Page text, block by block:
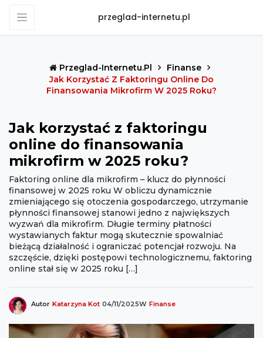
przeglad-internetu.pl
Przeglad-Internetu.pl
Finanse
Jak Korzystać Z Faktoringu Online Do
Finansowania Mikrofirm W 2025 Roku?
Jak korzystać z faktoringu
online do finansowania
mikrofirm w 2025 roku?
Faktoring online dla mikrofirm – klucz do płynności
finansowej w 2025 roku W obliczu dynamicznie
zmieniającego się otoczenia gospodarczego, utrzymanie
płynności finansowej stanowi jedno z największych
wyzwań dla mikrofirm. Długie terminy płatności
wystawianych faktur mogą skutecznie spowalniać
bieżącą działalność i ograniczać potencjał rozwoju. Na
szczęście, dzięki postępowi technologicznemu, faktoring
online stał się w 2025 roku […]
Autor Katarzyna Kot 04/11/2025W Finanse